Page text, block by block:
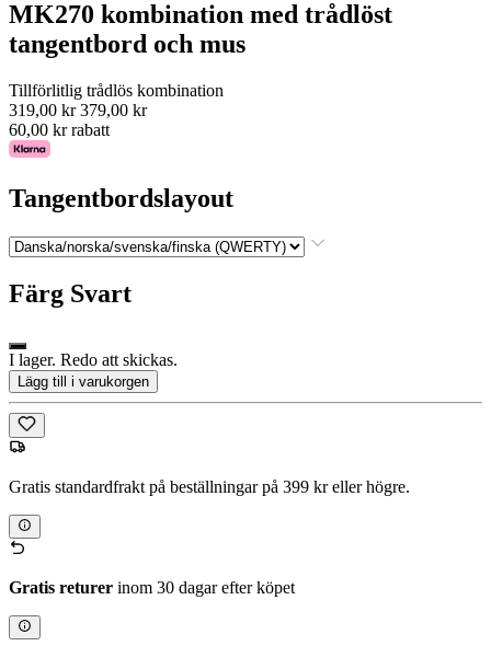
MK270 kombination med trådlöst
tangentbord och mus
Tillförlitlig trådlös kombination
319,00 kr 379,00 kr
60,00 kr rabatt
Tangentbordslayout
Färg Svart
I lager. Redo att skickas.
Lägg till i varukorgen
Gratis standardfrakt på beställningar på 399 kr eller högre.
Gratis returer inom 30 dagar efter köpet